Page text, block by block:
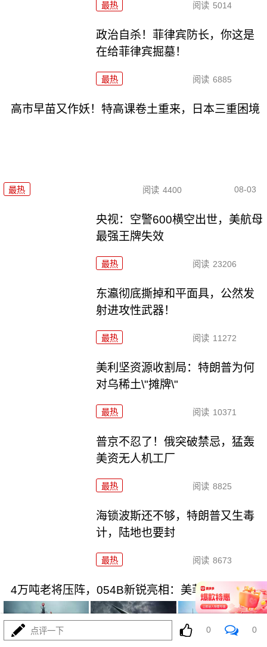
最热 阅读 5014
政治自杀！菲律宾防长，你这是
在给菲律宾掘墓！
最热 阅读 6885
高市早苗又作妖！特高课卷土重来，日本三重困境
最热 阅读 4400 08-03
央视：空警600横空出世，美航母
最强王牌失效
最热 阅读 23206
东瀛彻底撕掉和平面具，公然发
射进攻性武器！
最热 阅读 11272
美利坚资源收割局：特朗普为何
对乌稀土\"摊牌\"
最热 阅读 10371
普京不忍了！俄突破禁忌，猛轰
美资无人机工厂
最热 阅读 8825
海锁波斯还不够，特朗普又生毒
计，陆地也要封
最热 阅读 8673
4万吨老将压阵，054B新锐亮相：美菲仔细品品
点评一下 0 0